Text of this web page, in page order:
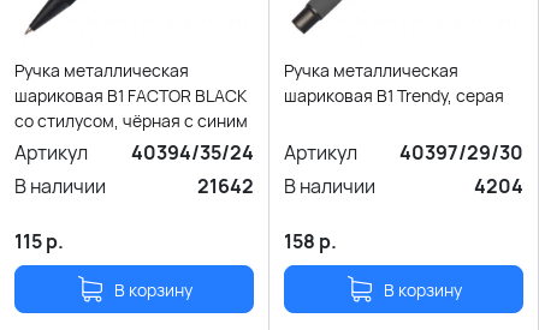
Ручка металлическая
шариковая B1 FACTOR BLACK
со стилусом, чёрная с синим
Артикул
40394/35/24
В наличии
21642
115р.
В корзину
Ручка металлическая
шариковая B1 Trendy, серая
Артикул
40397/29/30
В наличии
4204
158 р.
В корзину